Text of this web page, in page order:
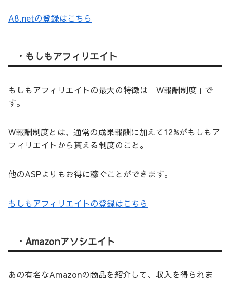
A8.netの登録はこちら
・もしもアフィリエイト
もしもアフィリエイトの最大の特徴は「W報酬制度」で
す。
W報酬制度とは、通常の成果報酬に加えて12%がもしもア
フィリエイトから貰える制度のこと。
他のASPよりもお得に稼ぐことができます。
もしもアフィリエイトの登録はこちら
・Amazonアソシエイト
あの有名なAmazonの商品を紹介して、収入を得られま